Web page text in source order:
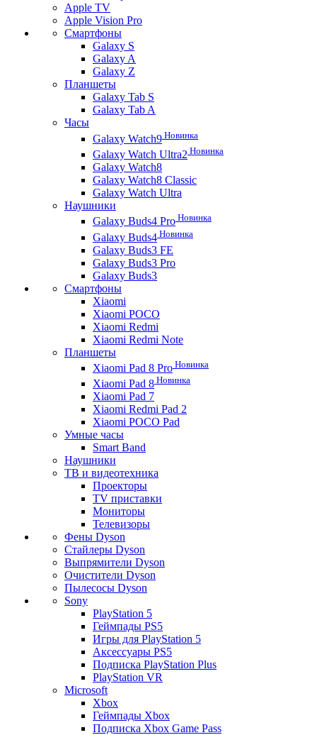
Apple TV
Apple Vision Pro
Смартфоны
Galaxy S
Galaxy A
Galaxy Z
Планшеты
Galaxy Tab S
Galaxy Tab A
Часы
Galaxy Watch9 Новинка
Galaxy Watch Ultra2 Новинка
Galaxy Watch8
Galaxy Watch8 Classic
Galaxy Watch Ultra
Наушники
Galaxy Buds4 Pro Новинка
Galaxy Buds4 Новинка
Galaxy Buds3 FE
Galaxy Buds3 Pro
Galaxy Buds3
Смартфоны
Xiaomi
Xiaomi POCO
Xiaomi Redmi
Xiaomi Redmi Note
Планшеты
Xiaomi Pad 8 Pro Новинка
Xiaomi Pad 8 Новинка
Xiaomi Pad 7
Xiaomi Redmi Pad 2
Xiaomi POCO Pad
Умные часы
Smart Band
Наушники
ТВ и видеотехника
Проекторы
TV приставки
Мониторы
Телевизоры
Фены Dyson
Стайлеры Dyson
Выпрямители Dyson
Очистители Dyson
Пылесосы Dyson
Sony
PlayStation 5
Геймпады PS5
Игры для PlayStation 5
Аксессуары PS5
Подписка PlayStation Plus
PlayStation VR
Microsoft
Xbox
Геймпады Xbox
Подписка Xbox Game Pass